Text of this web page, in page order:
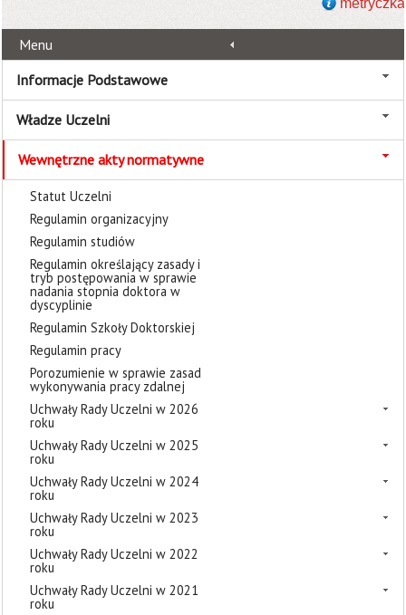
metryczka
Menu
Informacje Podstawowe
Władze Uczelni
Wewnętrzne akty normatywne
Statut Uczelni
Regulamin organizacyjny
Regulamin studiów
Regulamin określający zasady i
tryb postępowania w sprawie
nadania stopnia doktora w
dyscyplinie
Regulamin Szkoły Doktorskiej
Regulamin pracy
Porozumienie w sprawie zasad
wykonywania pracy zdalnej
Uchwały Rady Uczelni w 2026
roku
Uchwały Rady Uczelni w 2025
roku
Uchwały Rady Uczelni w 2024
roku
Uchwały Rady Uczelni w 2023
roku
Uchwały Rady Uczelni w 2022
roku
Uchwały Rady Uczelni w 2021
roku